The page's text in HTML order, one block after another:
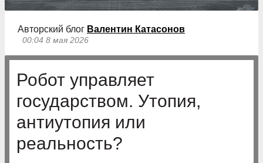
Авторский блог Валентин Катасонов
00:04 8 мая 2026
Робот управляет
государством. Утопия,
антиутопия или
реальность?